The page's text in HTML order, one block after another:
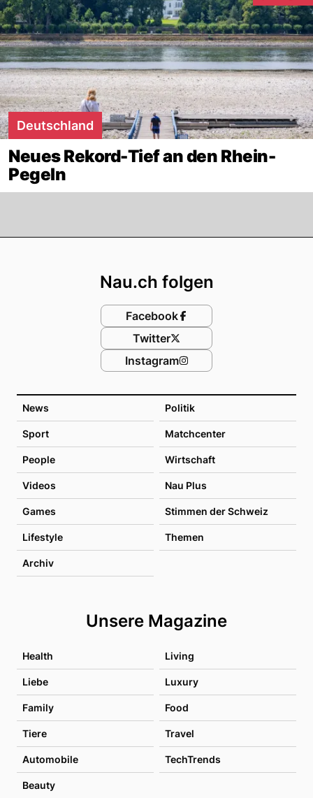
Deutschland
Neues Rekord-Tief an den Rhein-
Pegeln
News Politik
Sport Matchcenter
People Wirtschaft
Videos Nau Plus
Games Stimmen der Schweiz
Lifestyle Themen
Archiv
Unsere Magazine
Health Living
Liebe Luxury
Family Food
Tiere Travel
Automobile TechTrends
Beauty
Nau.ch folgen
Facebook
Twitter
Instagram